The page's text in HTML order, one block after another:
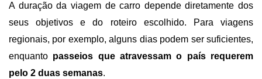
A duração da viagem de carro depende diretamente dos
seus objetivos e do roteiro escolhido. Para viagens
regionais, por exemplo, alguns dias podem ser suficientes,
enquanto passeios que atravessam o país requerem
pelo 2 duas semanas.